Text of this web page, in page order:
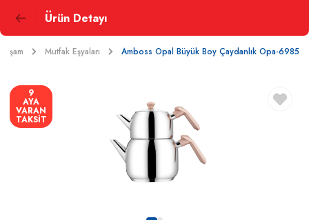
Ürün Detayı
Mutfak Eşyaları Amboss Opal Büyük Boy Çaydanlık Opa-6985
9
AYA
VARAN
TAKSİT